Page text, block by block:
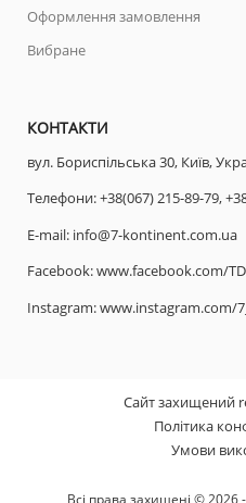
Оформлення замовлення
Вибране
КОНТАКТИ
вул. Бориспільська 30, Київ,
Телефони:+38(067) 215-89-79,
E-mail: info@7-kontinent.com.ua
Facebook:www.facebook.com/
Instagram:www.instagram.com/
Сайт захищений
Політика
Умови
Всі права захищені ©